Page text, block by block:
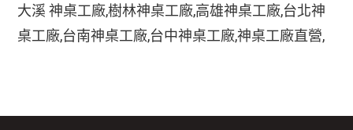
匾額客製化手工雕刻匾額客製化整修貼金彩
手工木
大溪 神桌工廠,樹林神桌工廠,高雄神桌工廠,台北神
桌工廠,台南神桌工廠,台中神桌工廠,神桌工廠直營,